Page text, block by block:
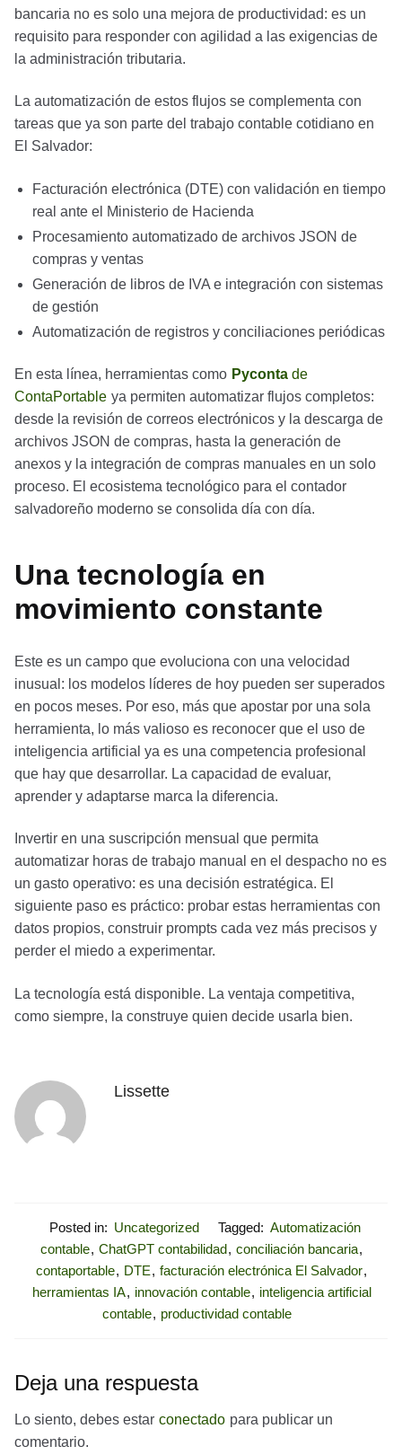
bancaria no es solo una mejora de productividad: es un
requisito para responder con agilidad a las exigencias de
la administración tributaria.
La automatización de estos flujos se complementa con
tareas que ya son parte del trabajo contable cotidiano en
El Salvador:
Facturación electrónica (DTE) con validación en tiempo
real ante el Ministerio de Hacienda
Procesamiento automatizado de archivos JSON de
compras y ventas
Generación de libros de IVA e integración con sistemas
de gestión
Automatización de registros y conciliaciones periódicas
En esta línea, herramientas como Pyconta de
ContaPortable ya permiten automatizar flujos completos:
desde la revisión de correos electrónicos y la descarga de
archivos JSON de compras, hasta la generación de
anexos y la integración de compras manuales en un solo
proceso. El ecosistema tecnológico para el contador
salvadoreño moderno se consolida día con día.
Una tecnología en
movimiento constante
Este es un campo que evoluciona con una velocidad
inusual: los modelos líderes de hoy pueden ser superados
en pocos meses. Por eso, más que apostar por una sola
herramienta, lo más valioso es reconocer que el uso de
inteligencia artificial ya es una competencia profesional
que hay que desarrollar. La capacidad de evaluar,
aprender y adaptarse marca la diferencia.
Invertir en una suscripción mensual que permita
automatizar horas de trabajo manual en el despacho no es
un gasto operativo: es una decisión estratégica. El
siguiente paso es práctico: probar estas herramientas con
datos propios, construir prompts cada vez más precisos y
perder el miedo a experimentar.
La tecnología está disponible. La ventaja competitiva,
como siempre, la construye quien decide usarla bien.
Lissette
Posted in: Uncategorized Tagged: Automatización
contable, ChatGPT contabilidad, conciliación bancaria,
contaportable, DTE, facturación electrónica El Salvador,
herramientas IA, innovación contable, inteligencia artificial
contable, productividad contable
Deja una respuesta
Lo siento, debes estar conectado para publicar un
comentario.